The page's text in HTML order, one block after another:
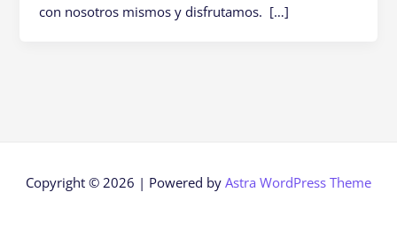
con nosotros mismos y disfrutamos. […]
Copyright © 2026 | Powered by Astra WordPress Theme